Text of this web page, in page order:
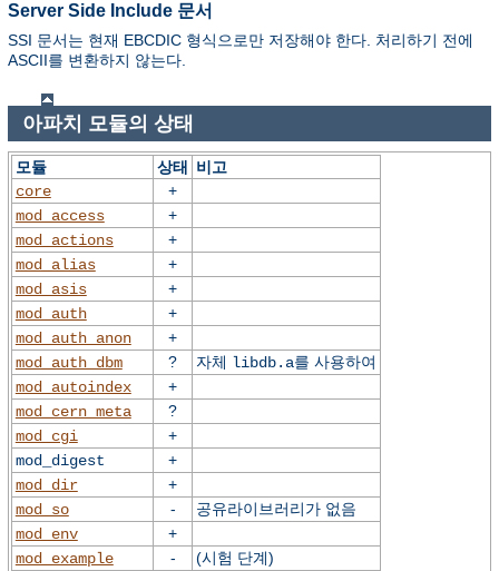
Server Side Include 문서
SSI 문서는 현재 EBCDIC 형식으로만 저장해야 한다. 처리하기 전에
ASCII를 변환하지 않는다.
아파치 모듈의 상태
모듈 상태
비고
core
+
mod_access
+
mod_actions
+
mod_alias
+
mod_asis
+
mod_auth
+
mod_auth_anon
+
mod_auth_dbm
? 자체 libdb.a를 사용하여
mod_autoindex
+
mod_cern_meta
?
mod_cgi
+
mod_digest
+
mod_dir
+
mod_so
-
공유라이브러리가 없음
mod_env
+
mod_example
-
(시험 단계)